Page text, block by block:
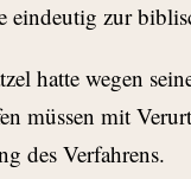
eindeutig zur
hatte wegen
müssen mit
des Verfahrens.